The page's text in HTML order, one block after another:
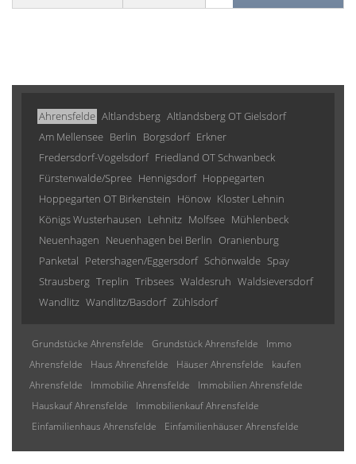
Ahrensfelde Altlandsberg Altlandsberg OT Gielsdorf
Am Mellensee Berlin Borgsdorf Erkner
Fredersdorf-Vogelsdorf Friedland OT Schwanbeck
Fürstenwalde/Spree Hennigsdorf Hoppegarten
Hoppegarten OT Birkenstein Hönow Kloster Lehnin
Königs Wusterhausen Lehnitz Molfsee Mühlenbeck
Neuenhagen Neuenhagen bei Berlin Oranienburg
Panketal Petershagen/Eggersdorf Schönwalde Spay
Strausberg Treplin Tribsees Waldesruh Waldsieversdorf
Wandlitz Wandlitz/Basdorf Zühlsdorf
Grundstücke Ahrensfelde Grundstück Ahrensfelde
Immo
Ahrensfelde
Haus Ahrensfelde Häuser Ahrensfelde
kaufen
Ahrensfelde
Immobilie Ahrensfelde
Immobilien Ahrensfelde
Hauskauf Ahrensfelde
Immobilienkauf Ahrensfelde
Einfamilienhaus Ahrensfelde
Einfamilienhäuser Ahrensfelde